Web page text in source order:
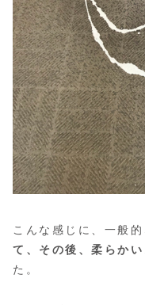
こんな感じに、一般的
て、その後、柔らか
た。